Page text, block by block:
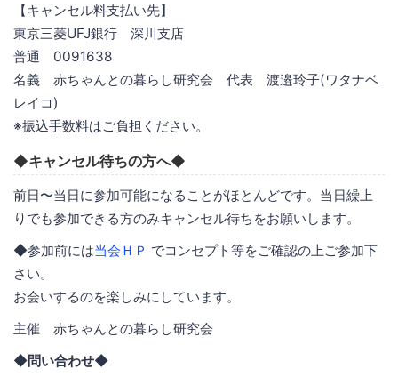
【キャンセル料支払い先】
東京三菱UFJ銀行 深川支店
普通 0091638
名義 赤ちゃんとの暮らし研究会 代表 渡邉玲子(ワタナベ
レイコ)
※振込手数料はご負担ください。
◆キャンセル待ちの方へ◆
前日〜当日に参加可能になることがほとんどです。当日繰上
りでも参加できる方のみキャンセル待ちをお願いします。
◆参加前には当会ＨＰ でコンセプト等をご確認の上ご参加下
さい。
お会いするのを楽しみにしています。
主催 赤ちゃんとの暮らし研究会
◆問い合わせ◆